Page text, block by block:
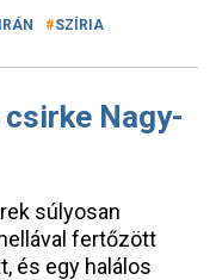
IRÁN SZÍRIA
Nagy-
súlyosan
fertőzött
és egy halálos